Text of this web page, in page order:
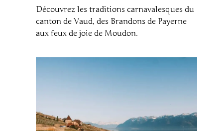
Découvrez les traditions carnavalesques du
canton de Vaud, des Brandons de Payerne
aux feux de joie de Moudon.